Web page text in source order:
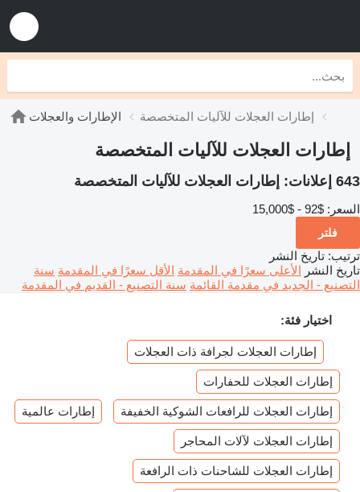
الإطارات والعجلات إطارات العجلات للآليات المتخصصة
إطارات العجلات للآليات المتخصصة
643 إعلانات: إطارات العجلات للآليات المتخصصة
السعر: $92 - $15,000
فلتر
ترتيب: تاريخ النشر
تاريخ النشر الأعلى سعرًا في المقدمة الأقل سعرًا في المقدمة سنة
التصنيع - الجديد في مقدمة القائمة سنة التصنيع - القديم في المقدمة
اختيار فئة:
إطارات العجلات لجرافة ذات العجلات
إطارات العجلات للحفارات
إطارات العجلات للرافعات الشوكية الخفيفة إطارات عالمية
إطارات العجلات لآلات المحاجر
إطارات العجلات للشاحنات ذات الرافعة